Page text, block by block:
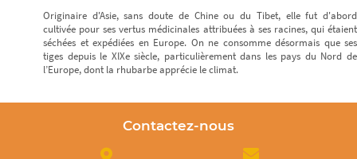
Originaire d'Asie, sans doute de Chine ou du Tibet, elle fut d'abord
cultivée pour ses vertus médicinales attribuées à ses racines, qui étaient
séchées et expédiées en Europe. On ne consomme désormais que ses
tiges depuis le XIXe siècle, particulièrement dans les pays du Nord de
l’Europe, dont la rhubarbe apprécie le climat.
Contactez-nous